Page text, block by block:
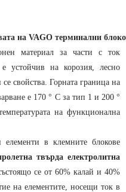
на VAGO терминални
материал за части с ток
на корозия, лесно
свойства. Горната граница на
е 170 ° C за тип 1 и 200 °
на функционална
елементи в клемните блокове
твърда електролитна
се от 60% калай и 40%
на елементите, носещи ток в